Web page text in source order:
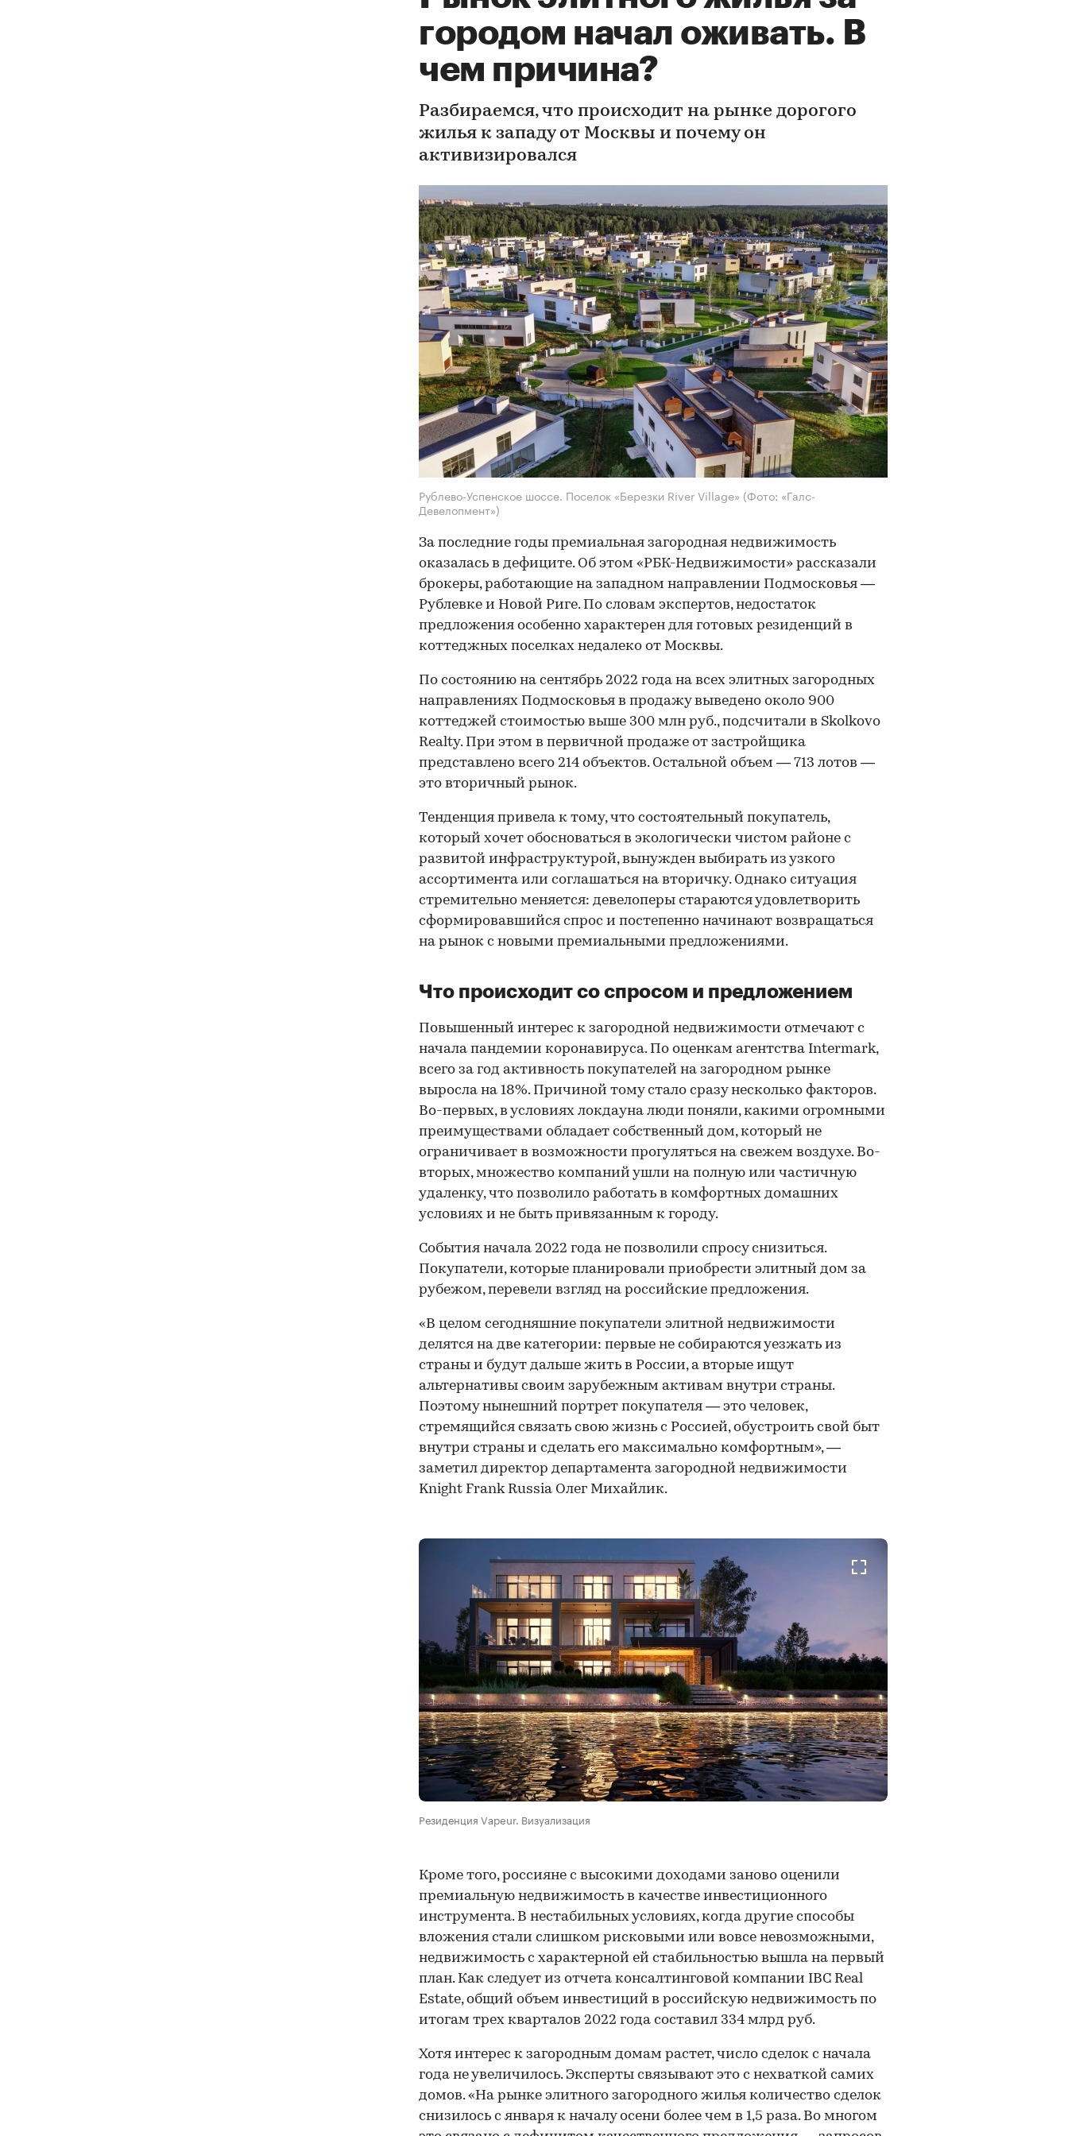
городом начал оживать. В
чем причина?
Разбираемся, что происходит на рынке дорогого
жилья к западу от Москвы и почему он
активизировался
Рублево-Успенское шоссе. Поселок «Березки River Village» (Фото: «Галс-
Девелопмент»)
За последние годы премиальная загородная недвижимость
оказалась в дефиците. Об этом «РБК-Недвижимости» рассказали
брокеры, работающие на западном направлении Подмосковья —
Рублевке и Новой Риге. По словам экспертов, недостаток
предложения особенно характерен для готовых резиденций в
коттеджных поселках недалеко от Москвы.
По состоянию на сентябрь 2022 года на всех элитных загородных
направлениях Подмосковья в продажу выведено около 900
коттеджей стоимостью выше 300 млн руб., подсчитали в Skolkovo
Realty. При этом в первичной продаже от застройщика
представлено всего 214 объектов. Остальной объем — 713 лотов —
это вторичный рынок.
Тенденция привела к тому, что состоятельный покупатель,
который хочет обосноваться в экологически чистом районе с
развитой инфраструктурой, вынужден выбирать из узкого
ассортимента или соглашаться на вторичку. Однако ситуация
стремительно меняется: девелоперы стараются удовлетворить
сформировавшийся спрос и постепенно начинают возвращаться
на рынок с новыми премиальными предложениями.
Что происходит со спросом и предложением
Повышенный интерес к загородной недвижимости отмечают с
начала пандемии коронавируса. По оценкам агентства Intermark,
всего за год активность покупателей на загородном рынке
выросла на 18%. Причиной тому стало сразу несколько факторов.
Во-первых, в условиях локдауна люди поняли, какими огромными
преимуществами обладает собственный дом, который не
ограничивает в возможности прогуляться на свежем воздухе. Во-
вторых, множество компаний ушли на полную или частичную
удаленку, что позволило работать в комфортных домашних
условиях и не быть привязанным к городу.
События начала 2022 года не позволили спросу снизиться.
Покупатели, которые планировали приобрести элитный дом за
рубежом, перевели взгляд на российские предложения.
«В целом сегодняшние покупатели элитной недвижимости
делятся на две категории: первые не собираются уезжать из
страны и будут дальше жить в России, а вторые ищут
альтернативы своим зарубежным активам внутри страны.
Поэтому нынешний портрет покупателя — это человек,
стремящийся связать свою жизнь с Россией, обустроить свой быт
внутри страны и сделать его максимально комфортным», —
заметил директор департамента загородной недвижимости
Knight Frank Russia Олег Михайлик.
Резиденция Vapeur. Визуализация
Кроме того, россияне с высокими доходами заново оценили
премиальную недвижимость в качестве инвестиционного
инструмента. В нестабильных условиях, когда другие способы
вложения стали слишком рисковыми или вовсе невозможными,
недвижимость с характерной ей стабильностью вышла на первый
план. Как следует из отчета консалтинговой компании IBC Real
Estate, общий объем инвестиций в российскую недвижимость по
итогам трех кварталов 2022 года составил 334 млрд руб.
Хотя интерес к загородным домам растет, число сделок с начала
года не увеличилось. Эксперты связывают это с нехваткой самих
домов. «На рынке элитного загородного жилья количество сделок
снизилось с января к началу осени более чем в 1,5 раза. Во многом